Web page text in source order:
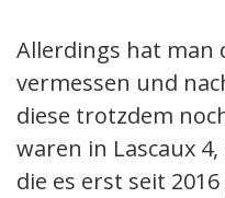
Allerdings hat man
vermessen und
diese trotzdem
waren in Lascaux
die es erst seit